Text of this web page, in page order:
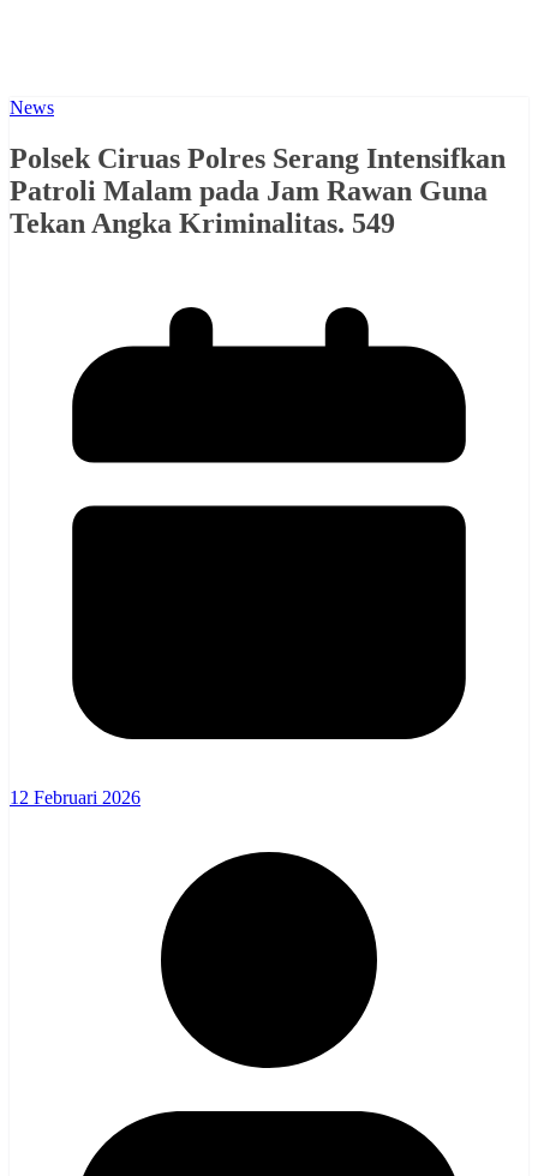
News
Polsek Ciruas Polres Serang Intensifkan
Patroli Malam pada Jam Rawan Guna
Tekan Angka Kriminalitas. 549
12 Februari 2026